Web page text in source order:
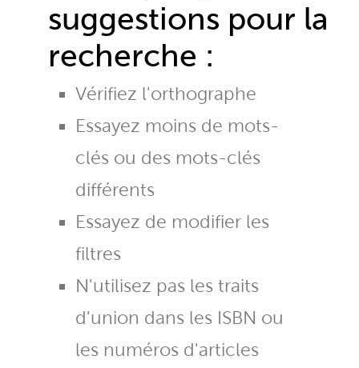
suggestions pour la
recherche :
Vérifiez l'orthographe
Essayez moins de mots-
clés ou des mots-clés
différents
Essayez de modifier les
filtres
N'utilisez pas les traits
d'union dans les ISBN ou
les numéros d'articles